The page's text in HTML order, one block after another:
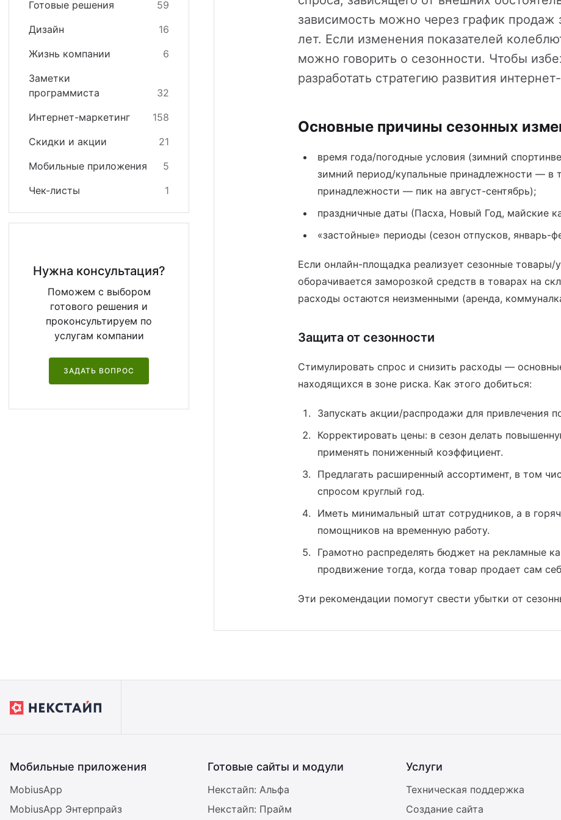
МиниМаркет - лендинг с корзиной и онлайн-оплатой
Премиум - лендинг с каталогом товаров и услуг
зависимость можно через график продаж
лет. Если изменения показателей
можно говорить о сезонности. Чтобы
разработать стратегию развития
Основные причины сезонных
время года/погодные условия (зимний
зимний период/купальные принадлежности — в
принадлежности — пик на август-сентябрь);
праздничные даты (Пасха, Новый Год, майские
«застойные» периоды (сезон отпусков, январь-
Если онлайн-площадка реализует сезонные товары/
оборачивается заморозкой средств в товарах на
расходы остаются неизменными (аренда,
Защита от сезонности
Стимулировать спрос и снизить расходы —
находящихся в зоне риска. Как этого добиться:
Запускать акции/распродажи для привлечения
Корректировать цены: в сезон делать
применять пониженный коэффициент.
Предлагать расширенный ассортимент, в том
спросом круглый год.
Иметь минимальный штат сотрудников, а в
помощников на временную работу.
Грамотно распределять бюджет на рекламные
продвижение тогда, когда товар продает сам
Эти рекомендации помогут свести убытки от
Готовые решения
59
Дизайн
16
Жизнь компании
6
Заметки
программиста
32
Интернет-маркетинг
158
Скидки и акции
21
Мобильные приложения
5
Чек-листы
1
Нужна консультация?
Поможем с выбором
готового решения и
проконсультируем по
услугам компании
ЗАДАТЬ ВОПРОС
Мобильные приложения
MobiusApp
MobiusApp Энтерпрайз
Готовые сайты и модули
Некстайп: Альфа
Некстайп: Прайм
Услуги
Техническая поддержка
Создание сайта